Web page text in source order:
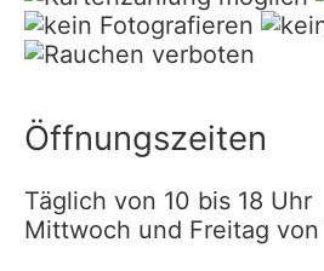
Öffnungszeiten
Täglich von 10 bis 18 Uhr
Mittwoch und Freitag von